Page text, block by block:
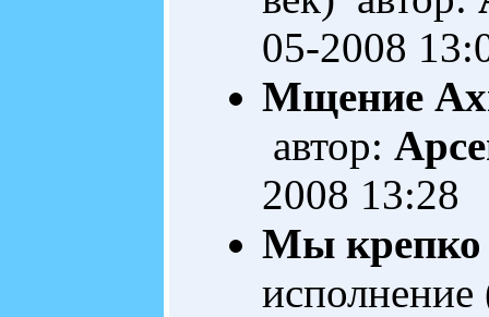
05-2008
Мщение
автор:
2008 13:28
Мы крепко